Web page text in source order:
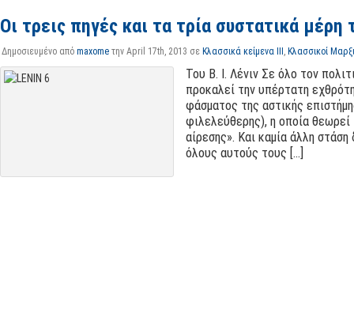
Οι τρεις πηγές και τα τρία συστατικά
Δημοσιευμένο από maxome την April 17th, 2013 σε Κλασσικά κείμενα ΙΙΙ , Κλασσικοί
Του Β. Ι. Λένιν Σε όλο τον
προκαλεί την υπέρτατη
φάσματος της αστικής
φιλελεύθερης), η οποία
αίρεσης». Και καμία άλλη
όλους αυτούς τους [...]